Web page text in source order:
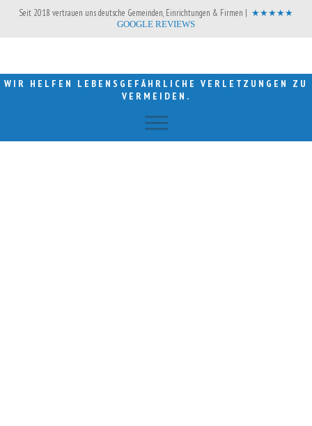
Seit 2018 vertrauen uns deutsche Gemeinden, Einrichtungen & Firmen | ★★★★★
GOOGLE REVIEWS
WIR HELFEN LEBENSGEFÄHRLICHE VERLETZUNGEN ZU
VERMEIDEN.